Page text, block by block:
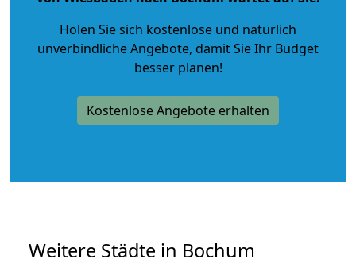
Holen Sie sich kostenlose und natürlich
unverbindliche Angebote, damit Sie Ihr Budget
besser planen!
Kostenlose Angebote erhalten
Weitere Städte in Bochum